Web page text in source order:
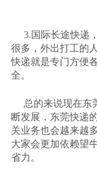
3.国际长途快递
很多，外出打工的
快递就是专门方便
全。
总的来说现在东
断发展，东莞快递
关业务也会越来越
大家会更加依赖望
省力。